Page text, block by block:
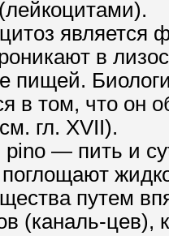
является
в
пищей.
в том, что он
гл. XVII).
pino — пить и
поглощают
путем
(каналь-цев),